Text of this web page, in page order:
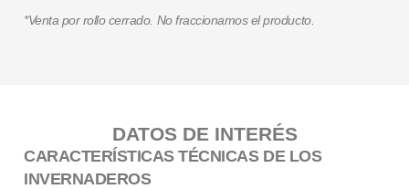
*Venta por rollo cerrado. No fraccionamos el producto.
DATOS DE INTERÉS
CARACTERÍSTICAS TÉCNICAS DE LOS
INVERNADEROS